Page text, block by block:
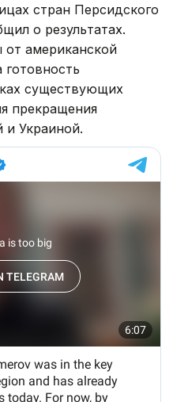
стран Персидского
о результатах.
от американской
существующих
прекращения
и Украиной.